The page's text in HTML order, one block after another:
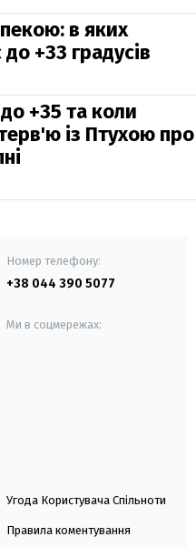
в яких
до +33 градусів
+35 та коли
із Птухою про
Номер телефону:
+38 044 390 5077
Ми в соцмережах:
Угода Користувача Спільноти
Правила коментування